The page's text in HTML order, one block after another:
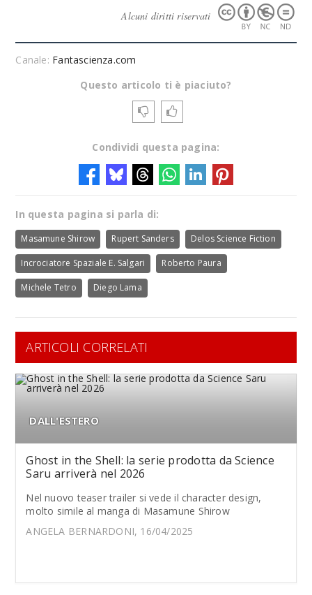
Alcuni diritti riservati
Canale: Fantascienza.com
Questo articolo ti è piaciuto?
Condividi questa pagina:
In questa pagina si parla di:
Masamune Shirow Rupert Sanders Delos Science Fiction
Incrociatore Spaziale E. Salgari Roberto Paura
Michele Tetro Diego Lama
ARTICOLI CORRELATI
DALL'ESTERO
Ghost in the Shell: la serie prodotta da Science
Saru arriverà nel 2026
Nel nuovo teaser trailer si vede il character design,
molto simile al manga di Masamune Shirow
ANGELA BERNARDONI, 16/04/2025